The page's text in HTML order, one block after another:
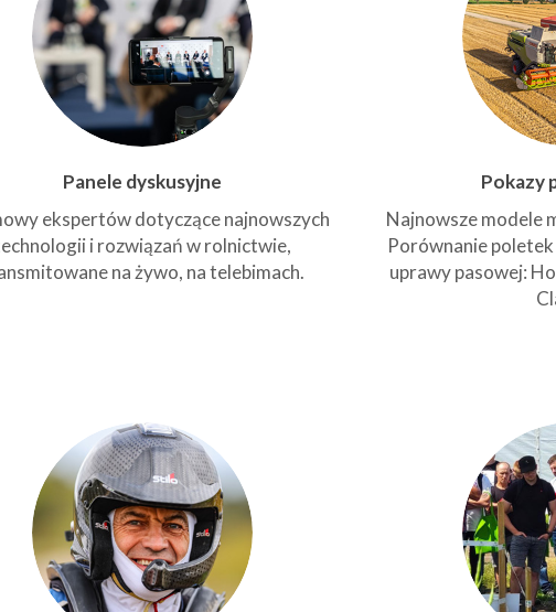
Panele dyskusyjne
ekspertów dotyczące najnowszych
i rozwiązań w rolnictwie,
na żywo, na telebimach.
Pokazy
Najnowsze modele
Porównanie
uprawy pasowej: